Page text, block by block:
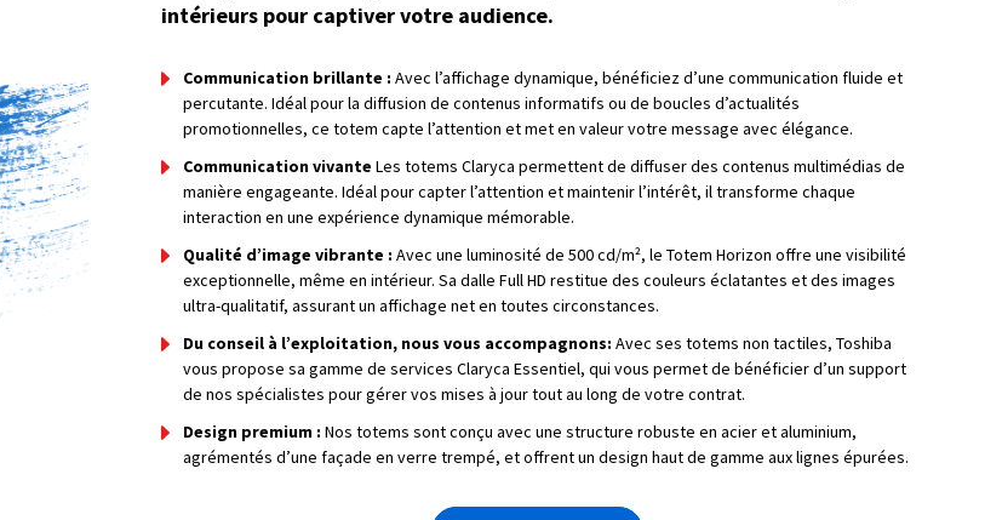
intérieurs pour captiver votre audience.
Communication brillante : Avec l’affichage dynamique, bénéficiez d’une communication fluide et
percutante. Idéal pour la diffusion de contenus informatifs ou de boucles d’actualités
promotionnelles, ce totem capte l’attention et met en valeur votre message avec élégance.
Communication vivante Les totems Claryca permettent de diffuser des contenus multimédias de
manière engageante. Idéal pour capter l’attention et maintenir l’intérêt, il transforme chaque
interaction en une expérience dynamique mémorable.
Qualité d’image vibrante : Avec une luminosité de 500 cd/m², le Totem Horizon offre une visibilité
exceptionnelle, même en intérieur. Sa dalle Full HD restitue des couleurs éclatantes et des images
ultra-qualitatif, assurant un affichage net en toutes circonstances.
Du conseil à l’exploitation, nous vous accompagnons: Avec ses totems non tactiles, Toshiba
vous propose sa gamme de services Claryca Essentiel, qui vous permet de bénéficier d’un support
de nos spécialistes pour gérer vos mises à jour tout au long de votre contrat.
Design premium : Nos totems sont conçu avec une structure robuste en acier et aluminium,
agrémentés d’une façade en verre trempé, et offrent un design haut de gamme aux lignes épurées.